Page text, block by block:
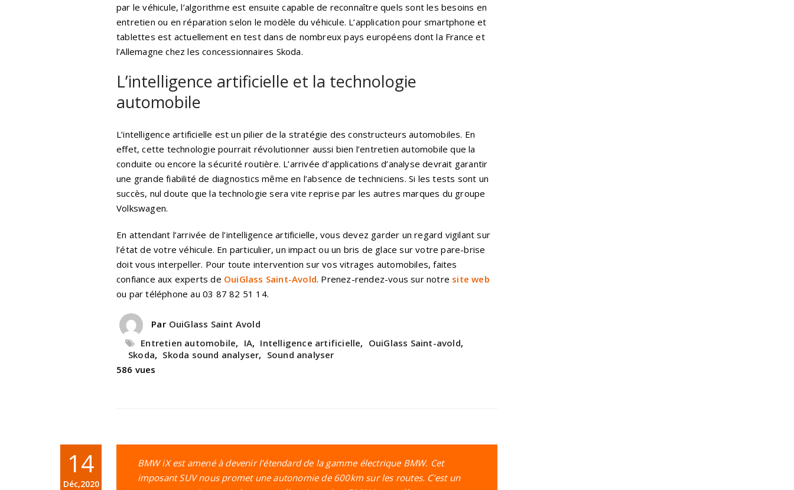
par le véhicule, l’algorithme est ensuite capable de reconnaître quels sont les besoins en
entretien ou en réparation selon le modèle du véhicule. L’application pour smartphone et
tablettes est actuellement en test dans de nombreux pays européens dont la France et
l’Allemagne chez les concessionnaires Skoda.
L’intelligence artificielle et la technologie
automobile
L’intelligence artificielle est un pilier de la stratégie des constructeurs automobiles. En
effet, cette technologie pourrait révolutionner aussi bien l’entretien automobile que la
conduite ou encore la sécurité routière. L’arrivée d’applications d’analyse devrait garantir
une grande fiabilité de diagnostics même en l’absence de techniciens. Si les tests sont un
succès, nul doute que la technologie sera vite reprise par les autres marques du groupe
Volkswagen.
En attendant l’arrivée de l’intelligence artificielle, vous devez garder un regard vigilant sur
l’état de votre véhicule. En particulier, un impact ou un bris de glace sur votre pare-brise
doit vous interpeller. Pour toute intervention sur vos vitrages automobiles, faites
confiance aux experts de OuiGlass Saint-Avold. Prenez-rendez-vous sur notre site web
ou par téléphone au 03 87 82 51 14.
Par OuiGlass Saint Avold
Entretien automobile, IA, Intelligence artificielle, OuiGlass Saint-avold,
Skoda, Skoda sound analyser, Sound analyser
586 vues
14
Déc,2020
BMW iX est amené à devenir l’étendard de la gamme électrique BMW. Cet
imposant SUV nous promet une autonomie de 600km sur les routes. C’est un